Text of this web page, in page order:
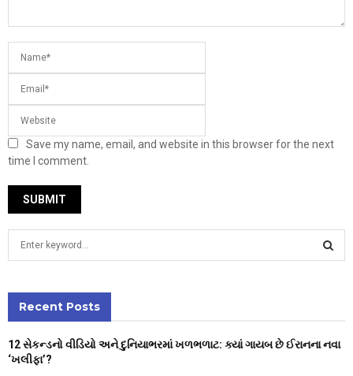
Save my name, email, and website in this browser for the next
time I comment.
h
f
o
A
Recent Posts
12 સેકન્ડનો વીડિયો અને દુનિયાભરમાં ખળભળાટ: ક્યાં ગાયબ છે ઈરાનના નવા
‘ખલીફા’?